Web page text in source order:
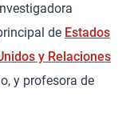
de Estados
y Relaciones
y profesora de